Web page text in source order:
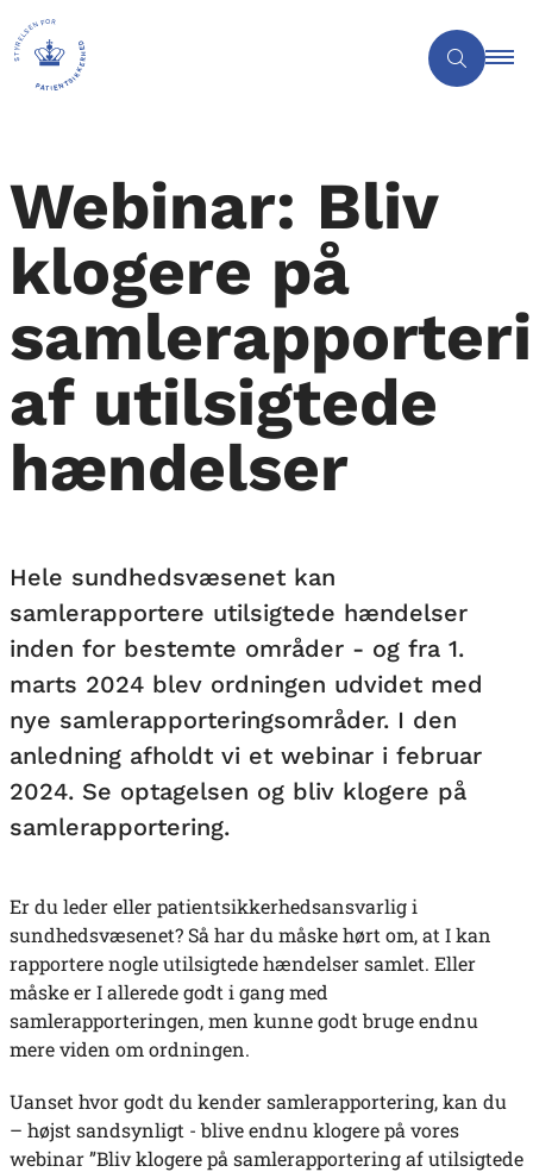
Webinar: Bliv
klogere på
af utilsigtede
hændelser
Hele sundhedsvæsenet kan
samlerapportere utilsigtede hændelser
inden for bestemte områder - og fra 1.
marts 2024 blev ordningen udvidet med
nye samlerapporteringsområder. I den
anledning afholdt vi et webinar i februar
2024. Se optagelsen og bliv klogere på
samlerapportering.
Er du leder eller patientsikkerhedsansvarlig i
sundhedsvæsenet? Så har du måske hørt om, at I kan
rapportere nogle utilsigtede hændelser samlet. Eller
måske er I allerede godt i gang med
samlerapporteringen, men kunne godt bruge endnu
mere viden om ordningen.
Uanset hvor godt du kender samlerapportering, kan du
– højst sandsynligt - blive endnu klogere på vores
webinar ”Bliv klogere på samlerapportering af utilsigtede